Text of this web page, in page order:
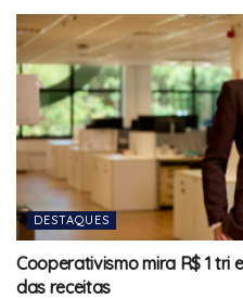
DESTAQUES
Cooperativismo mira R$ 1 tri
das receitas